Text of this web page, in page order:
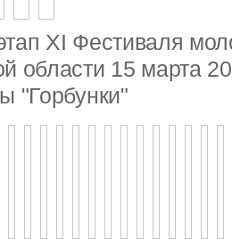
XI Фестиваля
области 15 марта
"Горбунки"